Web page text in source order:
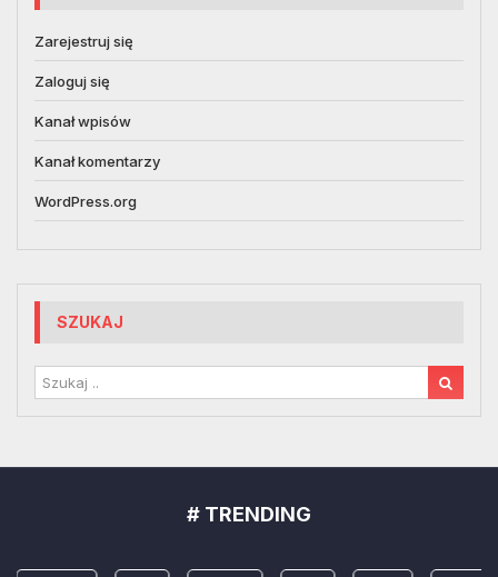
Zarejestruj się
Zaloguj się
Kanał wpisów
Kanał komentarzy
WordPress.org
SZUKAJ
# TRENDING